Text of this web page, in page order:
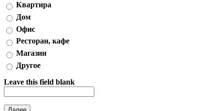
Квартира
Дом
Офис
Ресторан, кафе
Магазин
Другое
Leave this field blank